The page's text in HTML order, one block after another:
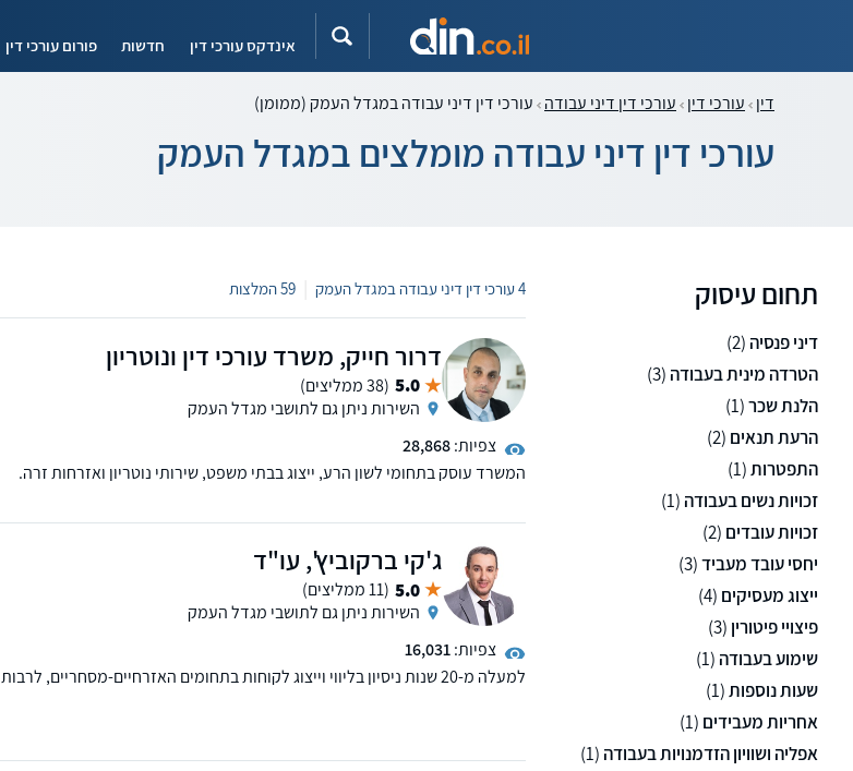
אינדקס עורכי דין חדשות פורום עורכי דין
דין עורכי דין עורכי דין דיני עבודה עורכי דין דיני עבודה במגדל העמק (ממומן)
עורכי דין דיני עבודה מומלצים במגדל העמק
תחום עיסוק
דיני פנסיה (2)
הטרדה מינית בעבודה (3)
הלנת שכר(1)
הרעת תנאים (2)
התפטרות(1)
זכויות נשים בעבודה (1)
זכויות עובדים (2)
יחסי עובד מעביד(3)
ייצוג מעסיקים (4)
פיצויי פיטורין (3)
שימוע בעבודה (1)
שעות נוספות(1)
אחריות מעבידים (1)
אפליה ושוויון הזדמנויות בעבודה (1)
4 עורכי דין דיני עבודה במגדל העמק 59 המלצות
דרור חייק, משרד עורכי דין ונוטריון
5.0 (38 ממליצים)
השירות ניתן גם לתושבי מגדל העמק
צפיות:28,868
המשרד עוסק בתחומי לשון הרע, ייצוג בבתי משפט, שירותי נוטריון ואזרחות זרה.
ג'קי ברקוביץ', עו"ד
5.0 (11 ממליצים)
השירות ניתן גם לתושבי מגדל העמק
צפיות:16,031
למעלה מ-20 שנות ניסיון בליווי וייצוג לקוחות בתחומים האזרחיים-מסחריים, לרבות